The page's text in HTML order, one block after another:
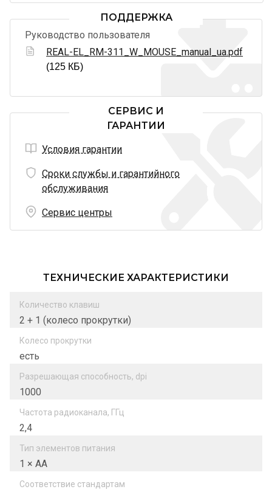
ПОДДЕРЖКА
Руководство пользователя
REAL-EL_RM-311_W_MOUSE_manual_ua.pdf
(125 КБ)
СЕРВИС И
ГАРАНТИИ
Условия гарантии
Сроки службы и гарантийного
обслуживания
Сервис центры
ТЕХНИЧЕСКИЕ ХАРАКТЕРИСТИКИ
Количество клавиш
2 + 1 (колесо прокрутки)
Колесо прокрутки
есть
Разрешающая способность, dpi
1000
Частота радиоканала, ГГц
2,4
Тип элементов питания
1 × AA
Соответствие стандартам